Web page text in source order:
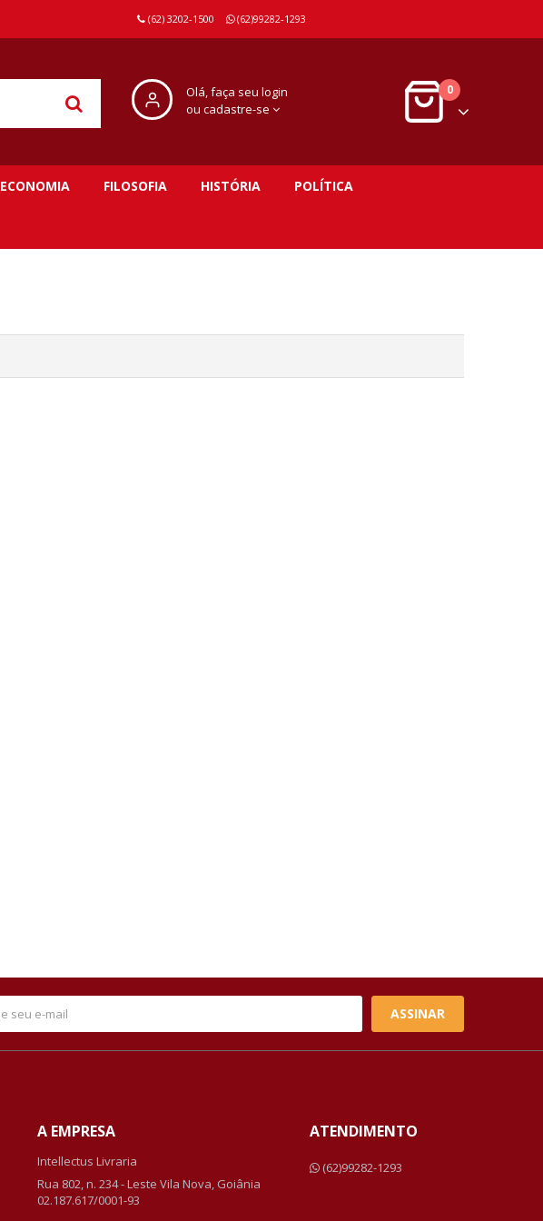
(62) 3202-1500 (62)99282-1293
Olá, faça seu login
ou cadastre-se
0
ECONOMIA FILOSOFIA HISTÓRIA POLÍTICA
ASSINAR
A EMPRESA
Intellectus Livraria
Rua 802, n. 234 - Leste Vila Nova, Goiânia
02.187.617/0001-93
ATENDIMENTO
(62)99282-1293